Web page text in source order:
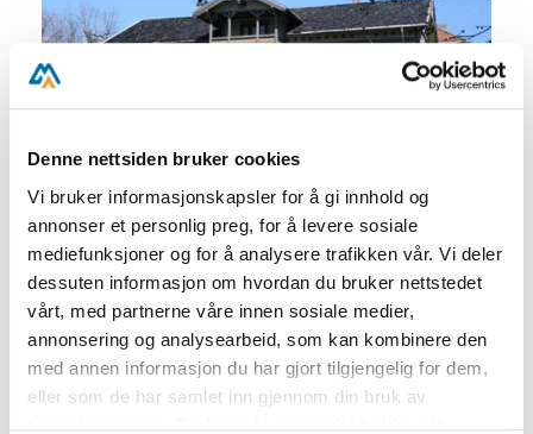
Denne nettsiden bruker cookies
Vi bruker informasjonskapsler for å gi innhold og
annonser et personlig preg, for å levere sosiale
mediefunksjoner og for å analysere trafikken vår. Vi deler
dessuten informasjon om hvordan du bruker nettstedet
vårt, med partnerne våre innen sosiale medier,
annonsering og analysearbeid, som kan kombinere den
med annen informasjon du har gjort tilgjengelig for dem,
eller som de har samlet inn gjennom din bruk av
Utforsk historiske Langsæ gård i sommer!
Velkommen inn:
Mandag - fredag: kl.10 - 12
Mandag - søndag: kl. 16 - 17